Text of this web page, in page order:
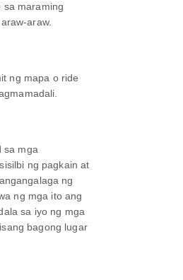
sa maraming
araw.
ng mapa o ride
sa mga
ng pagkain at
ng
ng mga ito ang
sa iyo ng mga
bagong lugar